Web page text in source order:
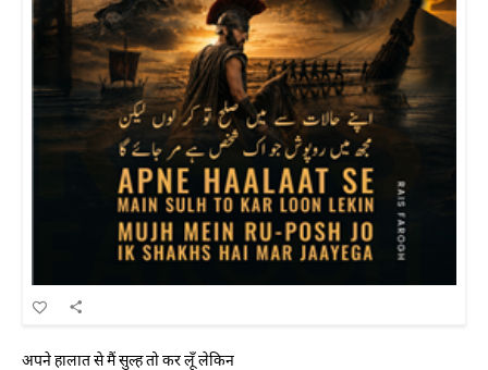
अपने हालात से मैं सुल्ह तो कर लूँ लेकिन